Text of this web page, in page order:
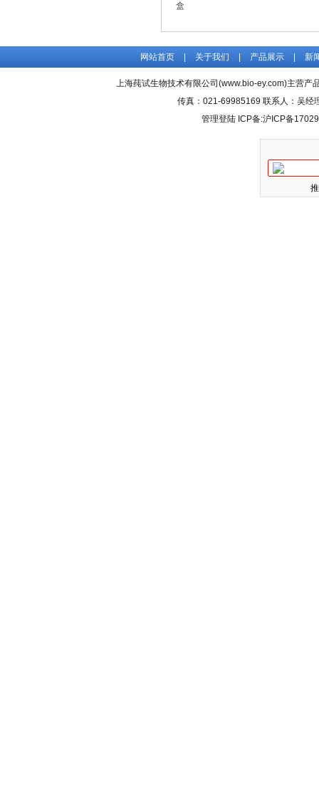
盒
网站首页 关于我们 产品展示 新
上海莼试生物技术有限公司(www.bio-ey.com)主营产
传真：021-69985169 联系人：吴经
管理登陆 ICP备:沪ICP备